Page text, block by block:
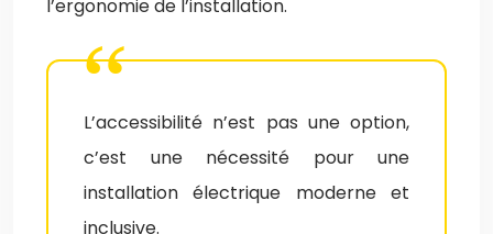
l’ergonomie de l’installation.
L’accessibilité n’est pas une option,
c’est une nécessité pour une
installation électrique moderne et
inclusive.